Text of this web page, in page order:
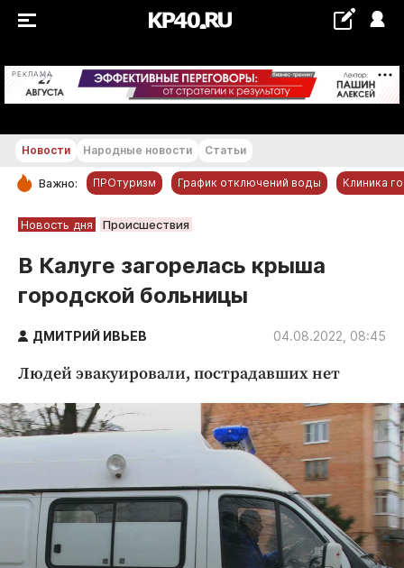
РЕКЛАМА +15...+16 °С
РУБРИКИ
Новости компаний
Статьи
Народные новости
Авто и транспорт
Благоустройство
Криминал
Недвижимость и ЖКХ
Образование
Общество
Погода
Новости Народные новости Статьи
Важно: ПРОтуризм График отключений воды Клиника
Новость дня Происшествия
В Калуге загорелась крыша
городской больницы
ДМИТРИЙ ИВЬЕВ 04.08.2022, 08:45
Людей эвакуировали, пострадавших нет